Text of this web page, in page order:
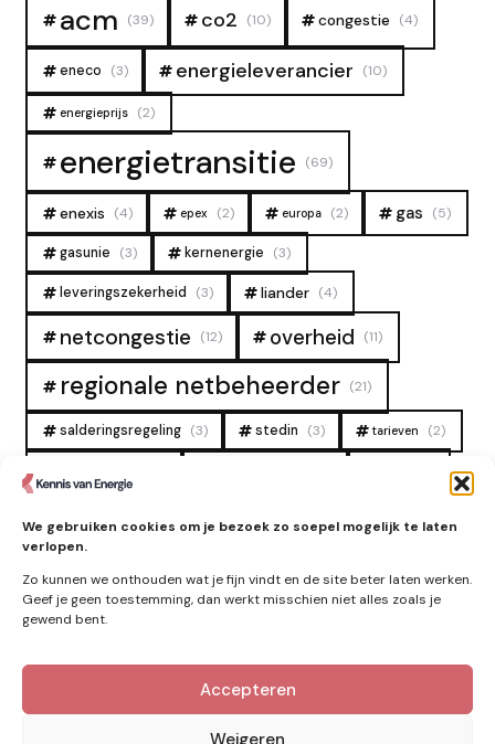
We gebruiken cookies om je bezoek zo soepel mogelijk te laten
verlopen.
Zo kunnen we onthouden wat je fijn vindt en de site beter laten werken.
Geef je geen toestemming, dan werkt misschien niet alles zoals je
gewend bent.
Accepteren
Weigeren
acm (39) co2 (10) congestie (4)
eneco (3) energieleverancier (10)
energieprijs (2)
energietransitie (69)
enexis (4) epex (2) europa (2) gas (5)
gasunie (3) kernenergie (3)
leveringszekerheid (3) liander (4)
netcongestie (12) overheid (11)
regionale netbeheerder (21)
salderingsregeling (3) stedin (3) tarieven (2)
tennet
zonne-energie (9)
Kennis van Energie in je mailbox?
Abonner op nieuwe artikelen.